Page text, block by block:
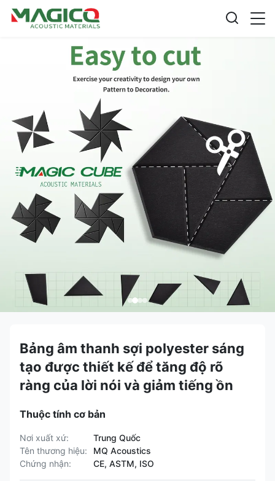
Bảng âm thanh sợi polyester sáng
tạo được thiết kế để tăng độ rõ
ràng của lời nói và giảm tiếng ồn
Thuộc tính cơ bản
Nơi xuất xứ:
Trung Quốc
Tên thương hiệu:
MQ Acoustics
Chứng nhận:
CE, ASTM, ISO